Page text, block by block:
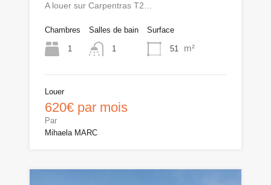
A louer sur Carpentras T2…
Chambres
1
Salles de bain
1
Surface
51 m²
Louer
620€ par mois
Par
Mihaela MARC